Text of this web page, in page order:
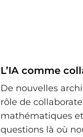
L’IA comme
De nouvelles
rôle de
mathématiques
questions là où